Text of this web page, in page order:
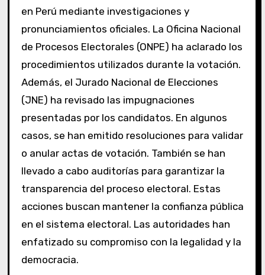
en Perú mediante investigaciones y
pronunciamientos oficiales. La Oficina Nacional
de Procesos Electorales (ONPE) ha aclarado los
procedimientos utilizados durante la votación.
Además, el Jurado Nacional de Elecciones
(JNE) ha revisado las impugnaciones
presentadas por los candidatos. En algunos
casos, se han emitido resoluciones para validar
o anular actas de votación. También se han
llevado a cabo auditorías para garantizar la
transparencia del proceso electoral. Estas
acciones buscan mantener la confianza pública
en el sistema electoral. Las autoridades han
enfatizado su compromiso con la legalidad y la
democracia.